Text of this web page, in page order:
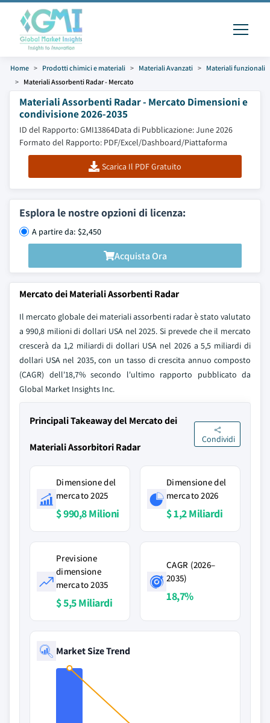
Home Prodotti chimici e materiali Materiali Avanzati
Materiali funzionali
Materiali Assorbenti Radar - Mercato
Materiali Assorbenti Radar - Mercato Dimensioni e
condivisione 2026-2035
ID del Rapporto: GMI13864Data di Pubblicazione: June 2026
Formato del Rapporto: PDF/Excel/Dashboard/Piattaforma
Scarica Il PDF Gratuito
Esplora le nostre opzioni di licenza:
A partire da: $2,450
Acquista Ora
Mercato dei Materiali Assorbenti Radar
Il mercato globale dei materiali assorbenti radar è stato valutato
a 990,8 milioni di dollari USA nel 2025. Si prevede che il mercato
crescerà da 1,2 miliardi di dollari USA nel 2026 a 5,5 miliardi di
dollari USA nel 2035, con un tasso di crescita annuo composto
(CAGR) dell'18,7% secondo l'ultimo rapporto pubblicato da
Global Market Insights Inc.
Principali Takeaway del Mercato dei
Materiali Assorbitori Radar
Condividi
Dimensione del
mercato 2025
$ 990,8 Milioni
Dimensione del
mercato 2026
$ 1,2 Miliardi
Previsione
dimensione
mercato 2035
$ 5,5 Miliardi
CAGR (2026–
2035)
18,7%
Market Size Trend